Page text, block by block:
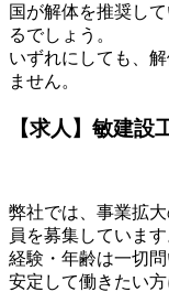
国が解体を推奨し
るでしょう。
いずれにしても、
ません。
【求人】敏建設
弊社では、事業拡
員を募集しています
経験・年齢は一切問
安定して働きたい